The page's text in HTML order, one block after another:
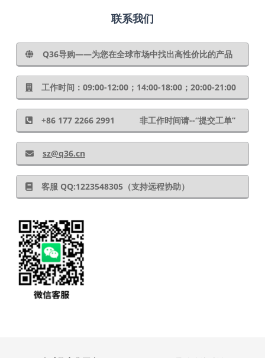
联系我们
Q36导购——为您在全球市场中找出高性价比的产品
工作时间：09:00-12:00；14:00-18:00；20:00-21:00
+86 177 2266 2991 非工作时间请--“提交工单”
sz@q36.cn
客服 QQ:1223548305（支持远程协助）